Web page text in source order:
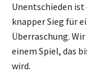
Unentschieden ist
knapper Sieg für
Überraschung.
einem Spiel, das
wird.